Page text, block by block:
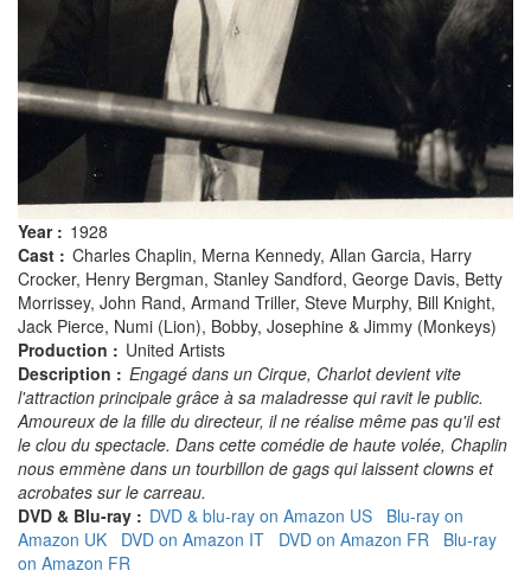
Year : 1928
Cast : Charles Chaplin, Merna Kennedy, Allan Garcia, Harry
Crocker, Henry Bergman, Stanley Sandford, George Davis, Betty
Morrissey, John Rand, Armand Triller, Steve Murphy, Bill Knight,
Jack Pierce, Numi (Lion), Bobby, Josephine & Jimmy (Monkeys)
Production : United Artists
Description : Engagé dans un Cirque, Charlot devient vite
l'attraction principale grâce à sa maladresse qui ravit le public.
Amoureux de la fille du directeur, il ne réalise même pas qu'il est
le clou du spectacle. Dans cette comédie de haute volée, Chaplin
nous emmène dans un tourbillon de gags qui laissent clowns et
acrobates sur le carreau.
DVD & Blu-ray : DVD & blu-ray on Amazon US
Blu-ray on
Amazon UK
DVD on Amazon IT DVD on Amazon FR
Blu-ray
on Amazon FR